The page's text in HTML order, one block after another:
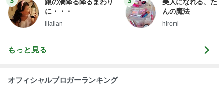
銀の滴降る降るまわり
に・・・
illallan
美人になれる、た
んの魔法
hiromi
もっと見る
オフィシャルブロガーランキング